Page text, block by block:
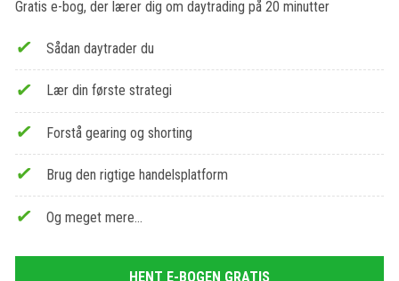
Gratis e-bog, der lærer dig om daytrading på 20 minutter
Sådan daytrader du
Lær din første strategi
Forstå gearing og shorting
Brug den rigtige handelsplatform
Og meget mere…
HENT E-BOGEN GRATIS